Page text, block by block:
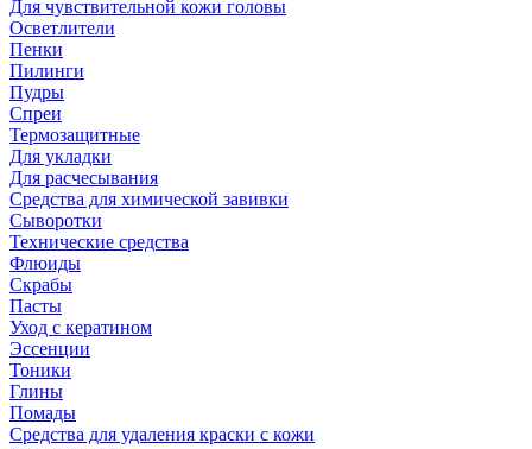
Для чувствительной кожи головы
Осветлители
Пенки
Пилинги
Пудры
Спреи
Термозащитные
Для укладки
Для расчесывания
Средства для химической завивки
Сыворотки
Технические средства
Флюиды
Скрабы
Пасты
Уход с кератином
Эссенции
Тоники
Глины
Помады
Средства для удаления краски с кожи